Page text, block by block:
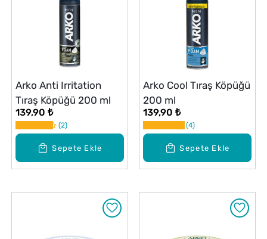
Sepete Ekle
Arko Anti Irritation
Tıraş Köpüğü 200 ml
139,90 ₺
2
Sepete Ekle
Arko Cool Tıraş Köpüğü
200 ml
139,90 ₺
4